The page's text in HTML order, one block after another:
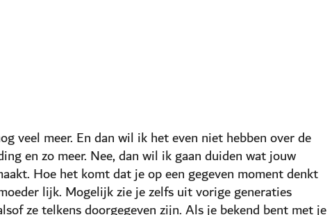
veel meer. En dan wil ik het even niet hebben over de
en zo meer. Nee, dan wil ik gaan duiden wat jouw
Hoe het komt dat je op een gegeven moment denkt
lijk. Mogelijk zie je zelfs uit vorige generaties
ze telkens doorgegeven zijn. Als je bekend bent met je